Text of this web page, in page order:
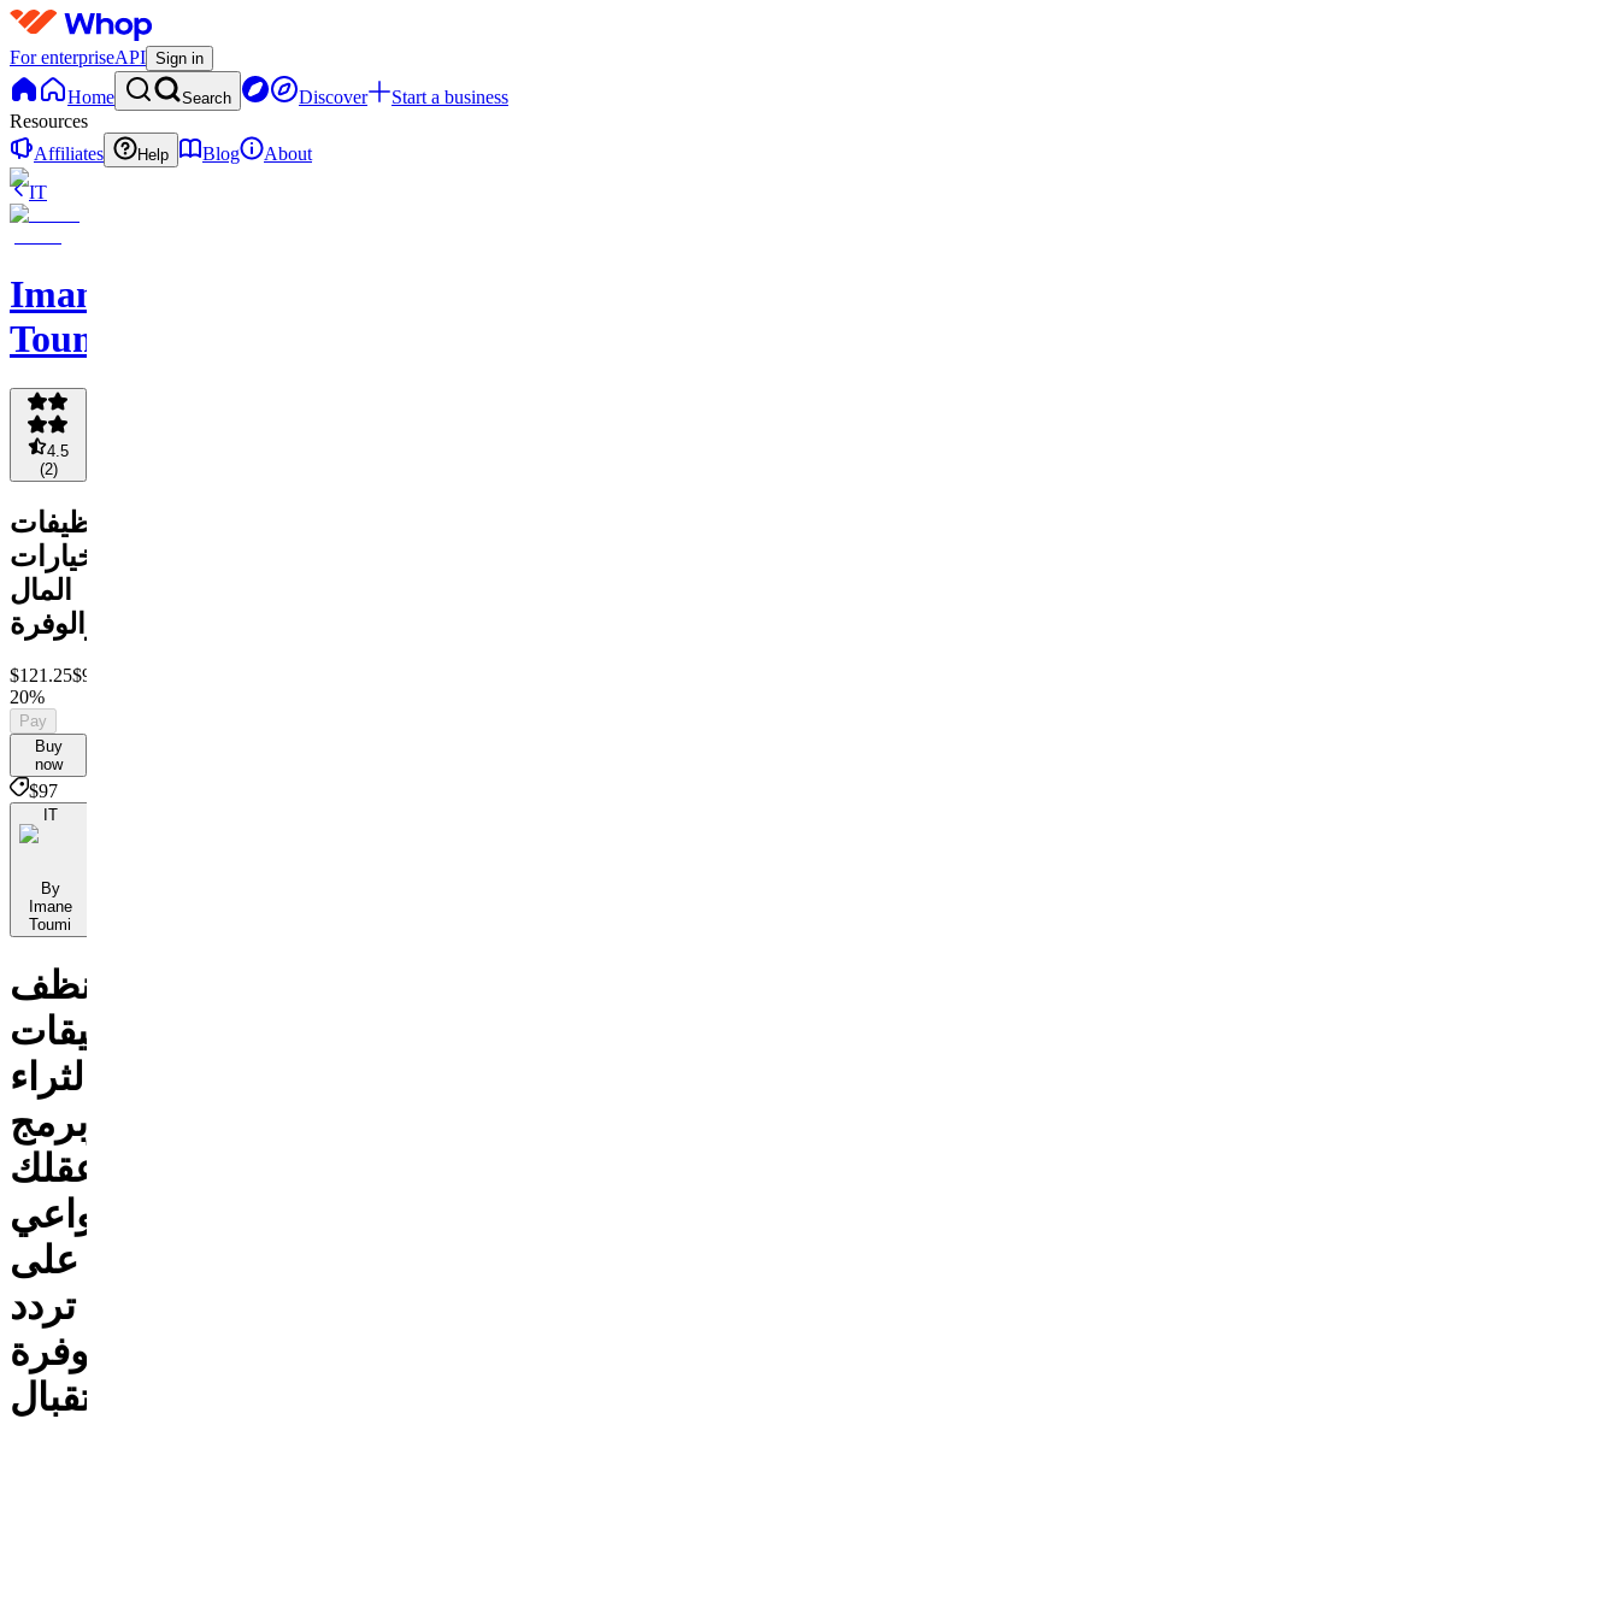
For enterpriseAPI Sign in
Home Search Discover
Start a business
Resources
Affiliates
Help Blog
About
IT
Imane
Toumi
4.5
(2)
تنظيفات
خيارات
المال
والوفرة
$121.25$97
20%
Pay
Buy
now
$97
IT
By
Imane
Toumi
نظف
معيقات
الثراء
وبرمج
عقلك
اللاواعي
على
تردد
الوفرة
والاستقبال